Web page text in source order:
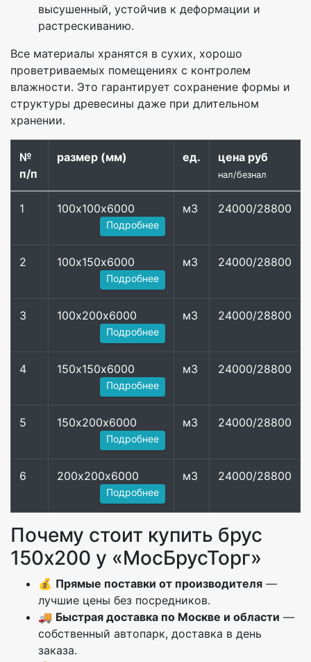
высушенный, устойчив к деформации и
растрескиванию.
Все материалы хранятся в сухих, хорошо
проветриваемых помещениях с контролем
влажности. Это гарантирует сохранение формы и
структуры древесины даже при длительном
хранении.
№
п/п
размер (мм) ед. цена руб
нал/безнал
1 100х100х6000
Подробнее
м3 24000/28800
2 100х150х6000
Подробнее
м3 24000/28800
3 100х200х6000
Подробнее
м3 24000/28800
4 150х150х6000
Подробнее
м3 24000/28800
5 150х200х6000
Подробнее
м3 24000/28800
6 200х200х6000
Подробнее
м3 24000/28800
Почему стоит купить брус
150х200 у «МосБрусТорг»
💰 Прямые поставки от производителя —
лучшие цены без посредников.
🚚 Быстрая доставка по Москве и области —
собственный автопарк, доставка в день
заказа.